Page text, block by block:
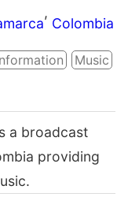
,
Colombia
Music
a broadcast
providing